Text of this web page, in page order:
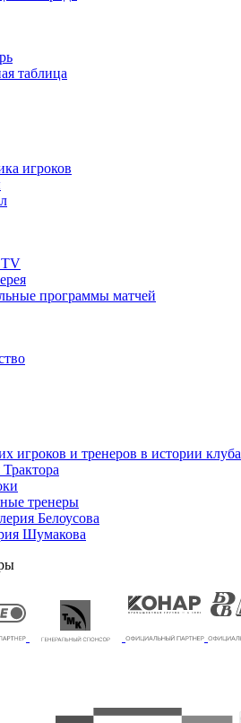
таблица
игроков
TV
программы матчей
игроков и тренеров в истории клуба
тренеры
Белоусова
Шумакова